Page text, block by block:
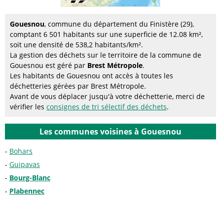
Gouesnou, commune du département du Finistère (29),
comptant 6 501 habitants sur une superficie de 12.08 km²,
soit une densité de 538,2 habitants/km².
La gestion des déchets sur le territoire de la commune de
Gouesnou est géré par Brest Métropole.
Les habitants de Gouesnou ont accès à toutes les
déchetteries gérées par Brest Métropole.
Avant de vous déplacer jusqu'à votre déchetterie, merci de
vérifier les consignes de tri sélectif des déchets.
Les communes voisines à Gouesnou
Bohars
Guipavas
Bourg-Blanc
Plabennec